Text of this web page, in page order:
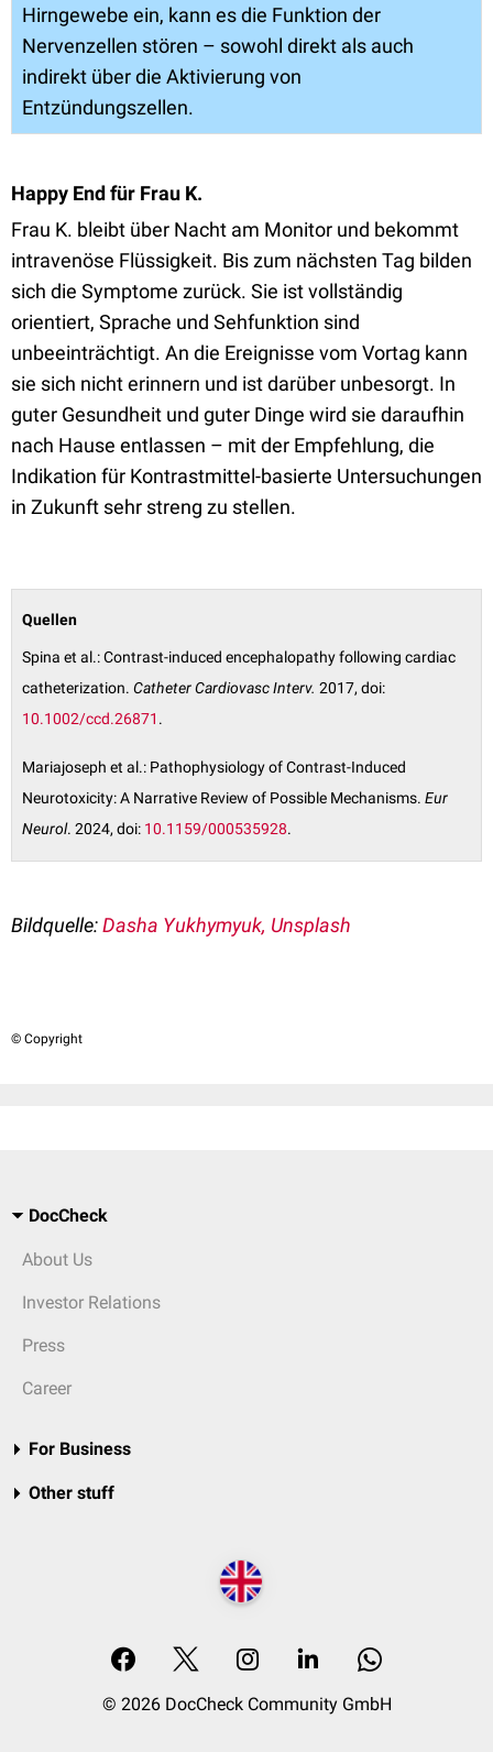
Hirngewebe ein, kann es die Funktion der
Nervenzellen stören – sowohl direkt als auch
indirekt über die Aktivierung von
Entzündungszellen.
Happy End für Frau K.
Frau K. bleibt über Nacht am Monitor und bekommt
intravenöse Flüssigkeit. Bis zum nächsten Tag bilden
sich die Symptome zurück. Sie ist vollständig
orientiert, Sprache und Sehfunktion sind
unbeeinträchtigt. An die Ereignisse vom Vortag kann
sie sich nicht erinnern und ist darüber unbesorgt. In
guter Gesundheit und guter Dinge wird sie daraufhin
nach Hause entlassen – mit der Empfehlung, die
Indikation für Kontrastmittel-basierte Untersuchungen
in Zukunft sehr streng zu stellen.
Quellen
Spina et al.: Contrast-induced encephalopathy following cardiac
catheterization. Catheter Cardiovasc Interv. 2017, doi:
10.1002/ccd.26871 .
Mariajoseph et al.: Pathophysiology of Contrast-Induced
Neurotoxicity: A Narrative Review of Possible Mechanisms. Eur
Neurol. 2024, doi: 10.1159/000535928.
Bildquelle:Dasha Yukhymyuk, Unsplash
© Copyright
DocCheck
About Us
Investor Relations
Press
Career
For Business
Other stuff
© 2026 DocCheck Community GmbH